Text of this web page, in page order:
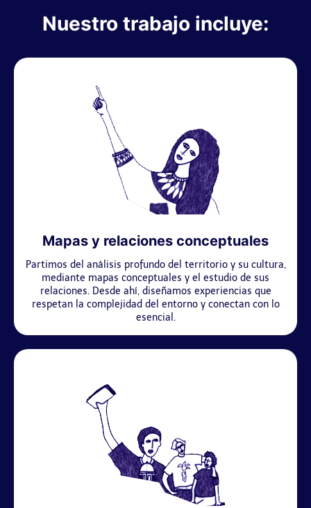
Nuestro trabajo incluye:
Mapas y relaciones conceptuales
Partimos del análisis profundo del territorio y su cultura,
mediante mapas conceptuales y el estudio de sus
relaciones. Desde ahí, diseñamos experiencias que
respetan la complejidad del entorno y conectan con lo
esencial.